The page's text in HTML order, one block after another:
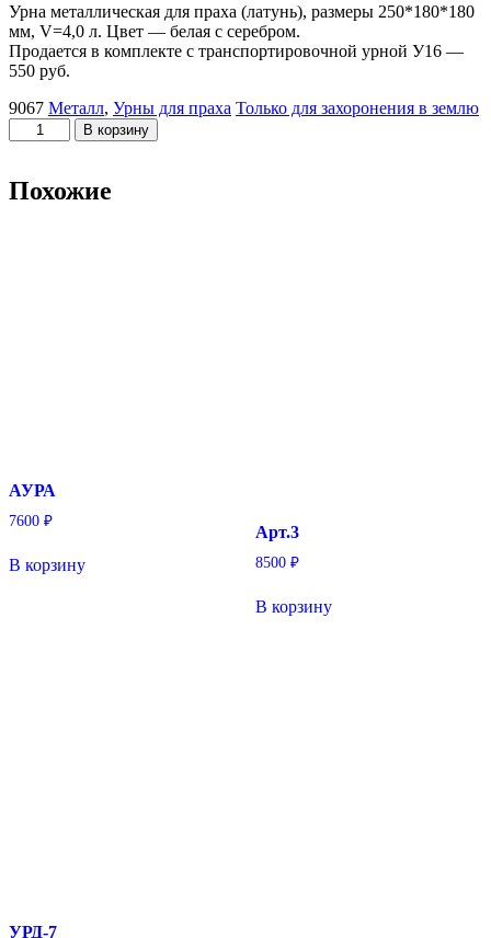
Урна металлическая для праха (латунь), размеры 250*180*180
мм, V=4,0 л. Цвет — белая с серебром.
Продается в комплекте с транспортировочной урной У16 —
550 руб.
9067 Металл, Урны для праха Только для захоронения в землю
Количество
товара
с
серебром
В корзину
Похожие
АУРА
7600 ₽
В корзину
Арт.3
8500 ₽
В корзину
УРД-7